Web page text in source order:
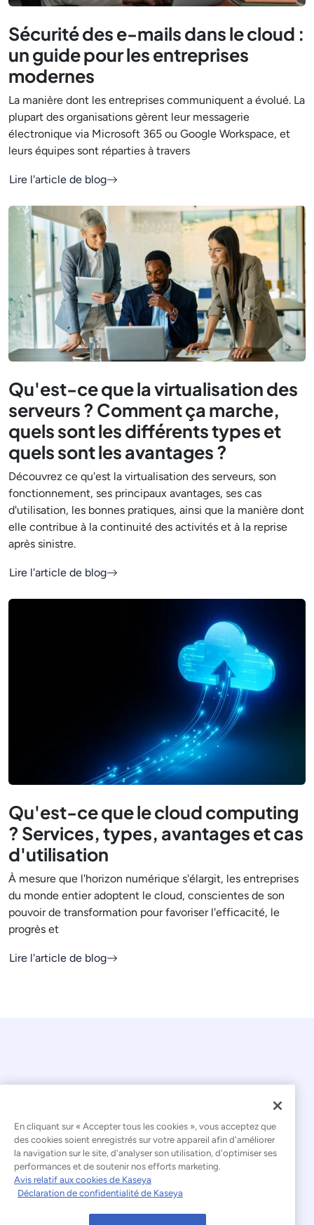
Sécurité des e-mails dans le cloud :
un guide pour les entreprises
modernes
La manière dont les entreprises communiquent a évolué. La
plupart des organisations gèrent leur messagerie
électronique via Microsoft 365 ou Google Workspace, et
leurs équipes sont réparties à travers
Lire l'article de blog
Qu'est-ce que la virtualisation des
serveurs ? Comment ça marche,
quels sont les différents types et
quels sont les avantages ?
Découvrez ce qu'est la virtualisation des serveurs, son
fonctionnement, ses principaux avantages, ses cas
d'utilisation, les bonnes pratiques, ainsi que la manière dont
elle contribue à la continuité des activités et à la reprise
après sinistre.
Lire l'article de blog
Qu'est-ce que le cloud computing
? Services, types, avantages et cas
d'utilisation
À mesure que l'horizon numérique s'élargit, les entreprises
du monde entier adoptent le cloud, conscientes de son
pouvoir de transformation pour favoriser l'efficacité, le
progrès et
Lire l'article de blog
© 2026 Kaseya. Tous droits réservés.
Français
Déclaration relative à l'esclavage moderne
Mentions légales
En cliquant sur « Accepter tous les cookies », vous acceptez que
des cookies soient enregistrés sur votre appareil afin d'améliorer
la navigation sur le site, d'analyser son utilisation, d'optimiser ses
performances et de soutenir nos efforts marketing.
Avis relatif aux cookies de Kaseya
Déclaration de confidentialité de Kaseya